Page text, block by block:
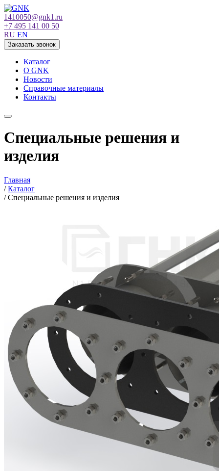
1410050@gnk1.ru
+7 495 141 00 50
RU EN
Заказать звонок
Каталог
О GNK
Новости
Справочные материалы
Контакты
Специальные решения и
изделия
Главная
/Каталог
/Специальные решения и изделия